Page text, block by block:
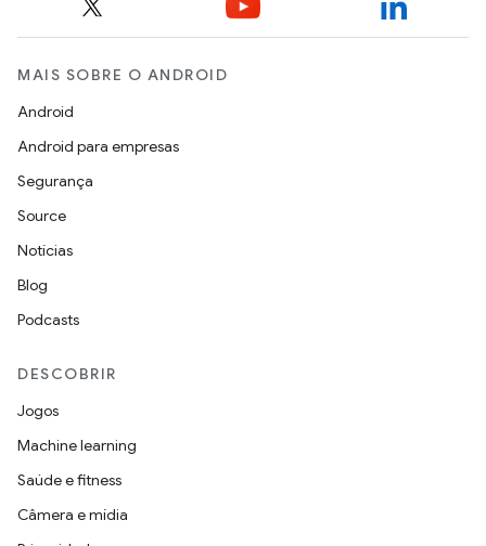
MAIS SOBRE O ANDROID
Android
Android para empresas
Segurança
Source
Notícias
Blog
Podcasts
DESCOBRIR
Jogos
Machine learning
Saúde e fitness
Câmera e mídia